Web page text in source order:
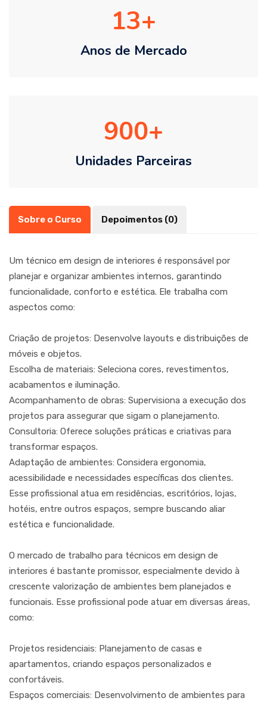
13
Anos de Mercado
900
Unidades Parceiras
Sobre o Curso Depoimentos (0)
Um técnico em design de interiores é responsável por
planejar e organizar ambientes internos, garantindo
funcionalidade, conforto e estética. Ele trabalha com
aspectos como:
Criação de projetos: Desenvolve layouts e distribuições de
móveis e objetos.
Escolha de materiais: Seleciona cores, revestimentos,
acabamentos e iluminação.
Acompanhamento de obras: Supervisiona a execução dos
projetos para assegurar que sigam o planejamento.
Consultoria: Oferece soluções práticas e criativas para
transformar espaços.
Adaptação de ambientes: Considera ergonomia,
acessibilidade e necessidades específicas dos clientes.
Esse profissional atua em residências, escritórios, lojas,
hotéis, entre outros espaços, sempre buscando aliar
estética e funcionalidade.
O mercado de trabalho para técnicos em design de
interiores é bastante promissor, especialmente devido à
crescente valorização de ambientes bem planejados e
funcionais. Esse profissional pode atuar em diversas áreas,
como:
Projetos residenciais: Planejamento de casas e
apartamentos, criando espaços personalizados e
confortáveis.
Espaços comerciais: Desenvolvimento de ambientes para